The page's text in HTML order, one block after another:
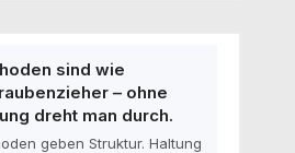
sind wie
– ohne
dreht man durch.
geben Struktur. Haltung